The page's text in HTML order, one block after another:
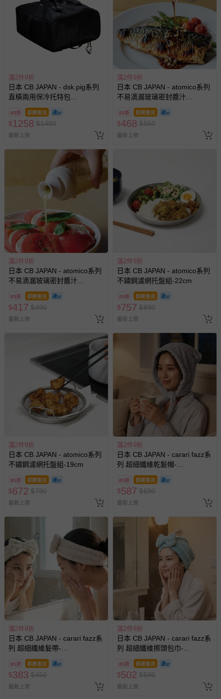
滿2件9折
日本 CB JAPAN - dsk.pig系列
直橫兩用保冷托特包
FITTOTE-經典黑-20L
85折 即將售完
$1258 $1480
最新上架
滿2件9折
日本 CB JAPAN - atomico系列
不易滴漏玻璃密封醬汁
瓶-250ml
85折 即將售完
$468 $550
最新上架
滿2件9折
日本 CB JAPAN - atomico系列
不易滴漏玻璃密封醬汁
瓶-150ml
85折 即將售完
$417 $490
最新上架
滿2件9折
日本 CB JAPAN - atomico系列
不鏽鋼濾網托盤組-22cm
85折 即將售完
$757 $890
最新上架
滿2件9折
日本 CB JAPAN - atomico系列
不鏽鋼濾網托盤組-19cm
85折 即將售完
$672 $790
最新上架
滿2件9折
日本 CB JAPAN - carari fazz系
列 超細纖維乾髮帽-
W400×D210×H115mm
85折 即將售完
$587 $690
最新上架
滿2件9折
日本 CB JAPAN - carari fazz系
列 超細纖維髮帶-
W190×D100×H45mm
85折 即將售完
$383 $450
最新上架
滿2件9折
日本 CB JAPAN - carari fazz系
列 超細纖維擦頭包巾-
W360×D450×H35mm
85折 即將售完
$502 $590
最新上架